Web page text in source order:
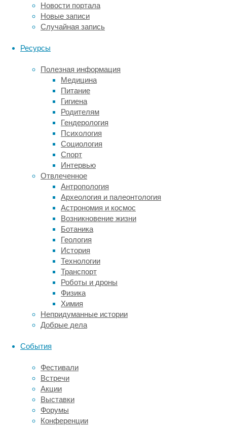
Новости портала
Новые записи
Случайная запись
Ресурсы
Полезная информация
Медицина
Питание
Гигиена
Родителям
Гендерология
Психология
Социология
Спорт
Интервью
Отвлеченное
Антропология
Археология и палеонтология
Астрономия и космос
Возникновение жизни
Ботаника
Геология
История
Технологии
Транспорт
Роботы и дроны
Физика
Химия
Непридуманные истории
Добрые дела
События
Фестивали
Встречи
Акции
Выставки
Форумы
Конференции
уже
достаточно
давно
замечено,
в
космосе
этот
процесс
нарушается.
Уже
первые
дни
полета
содержание
эритроцитов
крови
падает
на
10-
12
процентов.
Впоследствии
начинает
расти,
но
к
окончательно
и
не
возвращается.
Феномен
такой
«космической